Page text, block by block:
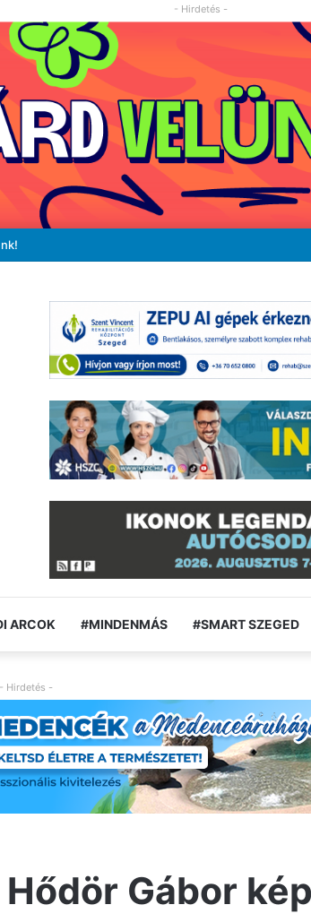
- Hirdetés -
ARCOK #MINDENMÁS #SMART SZEGED
- Hirdetés -
Gábor